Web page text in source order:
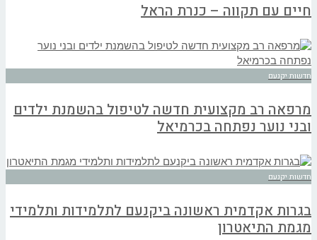
חיים עם תקווה – כנרת הראל
חדשות יקנעם
מרפאה רב מקצועית חדשה לטיפול בהשמנת ילדים
ובני נוער נפתחה בכרמיאל
חדשות יקנעם
בגרות אקדמית ראשונה ביקנעם לתלמידות ותלמידי
מגמת התיאטרון